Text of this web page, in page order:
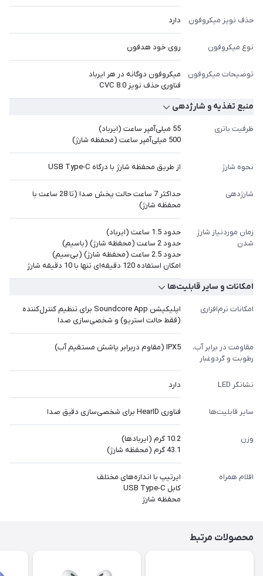
حذف نویز میکروفون دارد
نوع میکروفون روی خود هدفون
توضیحات میکروفون
میکروفون دوگانه در هر ایرباد
فناوری حذف نویز CVC 8.0
منبع تغذیه و شارژدهی
ظرفیت باتری
55 میلی‌آمپر ساعت (ایرباد)
500 میلی‌آمپر ساعت (محفظه شارژ)
نحوه شارژ از طریق محفظه شارژ با درگاه USB Type-C
شارژدهی
حداکثر 7 ساعت حالت پخش صدا (تا 28 ساعت با
محفظه شارژ)
زمان موردنیاز شارژ
شدن
حدود 1.5 ساعت (ایرباد)
حدود 2 ساعت (محفظه شارژ) (باسیم)
حدود 2.5 ساعت (محفظه شارژ) (بی‌سیم)
امکان استفاده 120 دقیقه‌ای تنها با 10 دقیقه شارژ
امکانات و سایر قابلیت‌ها
امکانات نرم‌افزاری
اپلیکیشن Soundcore App برای تنظیم کنترل‌کننده‌
(فقط حالت استریو) و شخصی‌سازی صدا
مقاومت در برابر آب،
رطوبت و گردوغبار
IPX5 (مقاوم دربرابر پاشش مستقیم آب)
نشانگر LED دارد
سایر قابلیت‌ها فناوری HearID برای شخصی‌سازی دقیق صدا
وزن
10.2 گرم (ایربادها)
43.1 گرم (محفظه شارژ)
اقلام همراه
ایرتیپ با اندازه‌های مختلف
کابل USB Type-C
محفظه شارژ
محصولات مرتبط